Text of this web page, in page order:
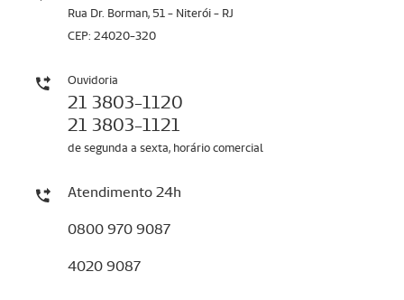
Rua Dr. Borman, 51 - Niterói - RJ
CEP: 24020-320
Ouvidoria
21 3803-1120
21 3803-1121
de segunda a sexta, horário comercial
Atendimento 24h
0800 970 9087
4020 9087